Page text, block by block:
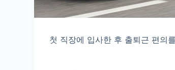
첫 직장에 입사한 후 출퇴근 편의